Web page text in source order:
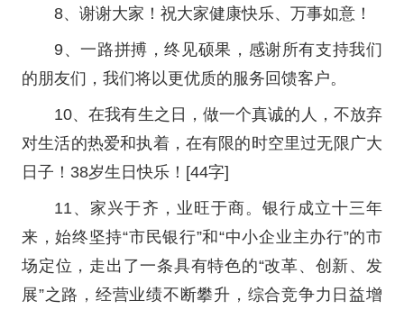
8、谢谢大家！祝大家健康快乐、万事如意！
9、一路拼搏，终见硕果，感谢所有支持我们
的朋友们，我们将以更优质的服务回馈客户。
10、在我有生之日，做一个真诚的人，不放弃
对生活的热爱和执着，在有限的时空里过无限广大
日子！38岁生日快乐！[44字]
11、家兴于齐，业旺于商。银行成立十三年
来，始终坚持“市民银行”和“中小企业主办行”的市
场定位，走出了一条具有特色的“改革、创新、发
展”之路，经营业绩不断攀升，综合竞争力日益增